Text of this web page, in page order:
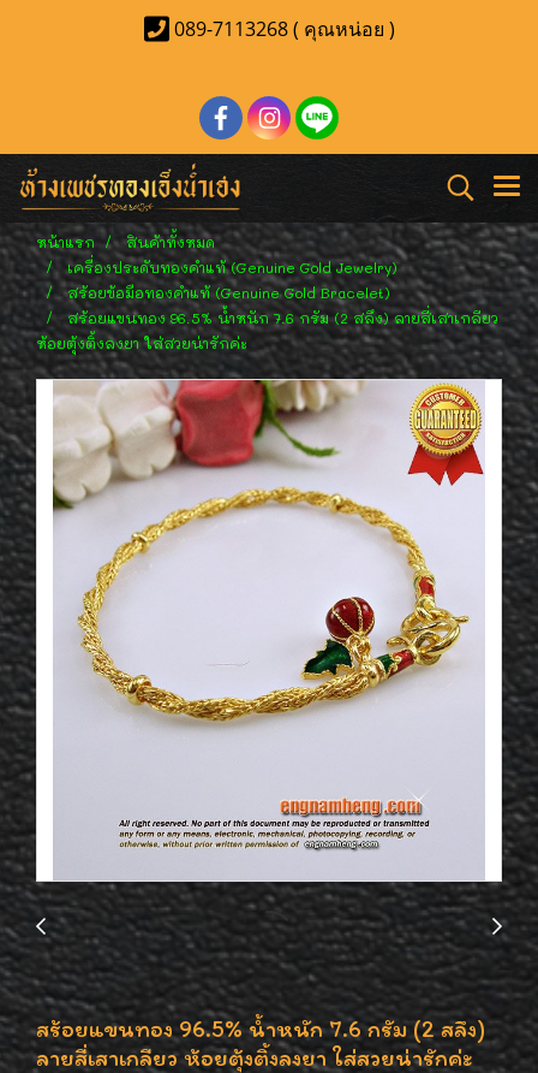
089-7113268 ( คุณหน่อย )
หน้าแรก
สินค้าทั้งหมด
เครื่องประดับทองคำแท้ (Genuine Gold Jewelry)
สร้อยข้อมือทองคำแท้ (Genuine Gold Bracelet)
สร้อยแขนทอง 96.5% น้ำหนัก 7.6 กรัม (2 สลึง) ลายสี่เสาเกลียว
ห้อยตุ้งติ้งลงยา ใส่สวยน่ารักค่ะ
สร้อยแขนทอง 96.5% น้ำหนัก 7.6 กรัม (2 สลึง)
ลายสี่เสาเกลียว ห้อยตุ้งติ้งลงยา ใส่สวยน่ารักค่ะ